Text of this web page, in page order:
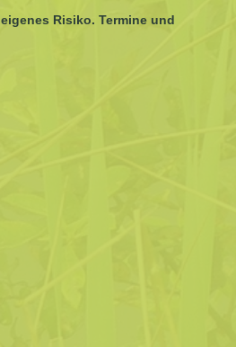
Risiko. Termine und